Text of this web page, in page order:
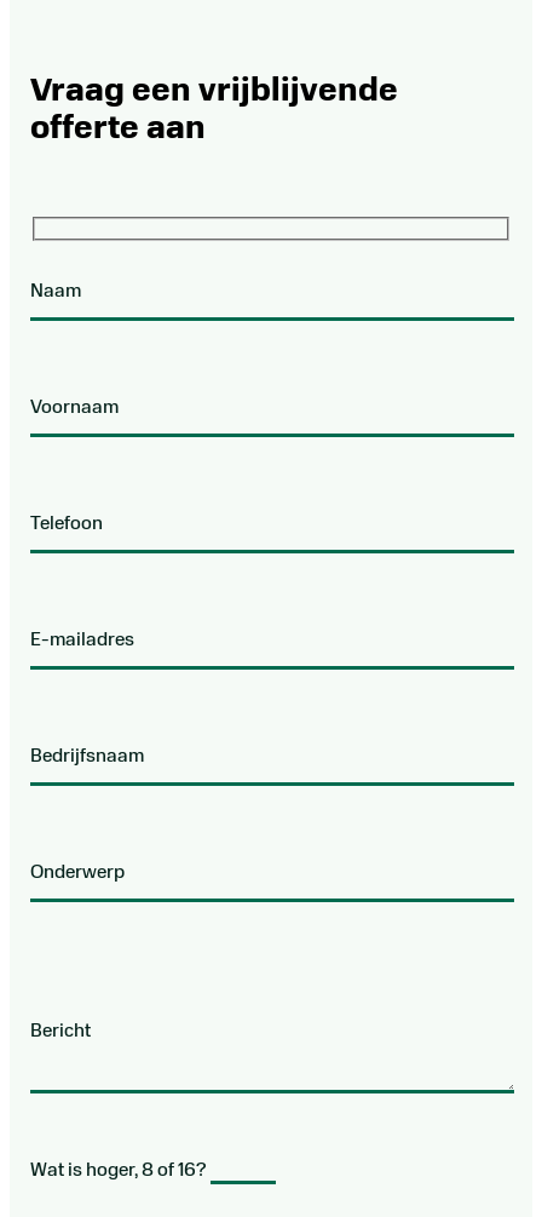
Vraag een vrijblijvende
offerte aan
Wat is hoger, 8 of 16?